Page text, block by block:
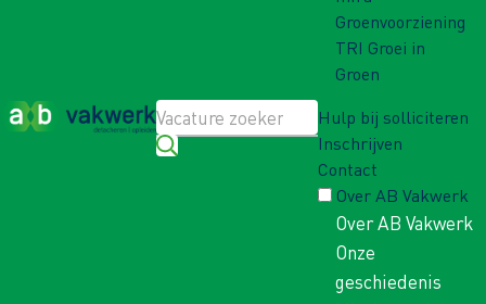
Groenvoorziening
TRI Groei in
Groen
Hulp bij solliciteren
Inschrijven
Contact
Over AB Vakwerk
Over AB Vakwerk
Onze
geschiedenis